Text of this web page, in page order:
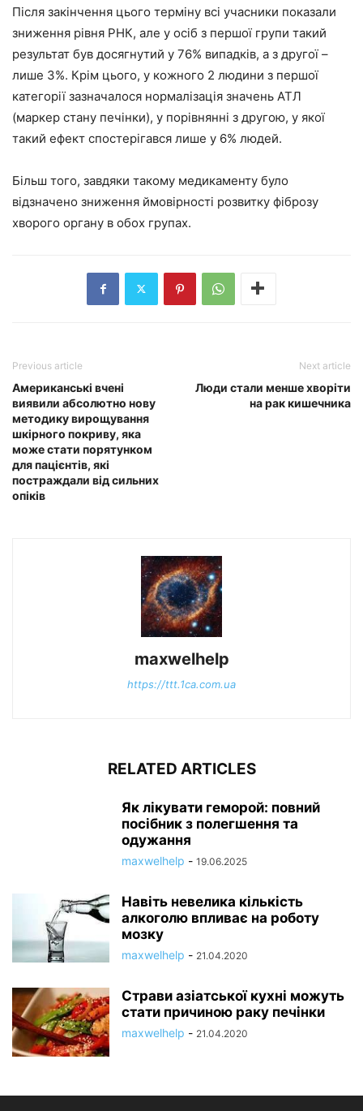
Після закінчення цього терміну всі учасники показали
зниження рівня РНК, але у осіб з першої групи такий
результат був досягнутий у 76% випадків, а з другої –
лише 3%. Крім цього, у кожного 2 людини з першої
категорії зазначалося нормалізація значень АТЛ
(маркер стану печінки), у порівнянні з другою, у якої
такий ефект спостерігався лише у 6% людей.
Більш того, завдяки такому медикаменту було
відзначено зниження ймовірності розвитку фіброзу
хворого органу в обох групах.
Previous article
Американські вчені
виявили абсолютно нову
методику вирощування
шкірного покриву, яка
може стати порятунком
для пацієнтів, які
постраждали від сильних
опіків
Next article
Люди стали менше хворіти
на рак кишечника
maxwelhelp
https://ttt.1ca.com.ua
RELATED ARTICLES
Як лікувати геморой: повний
посібник з полегшення та
одужання
maxwelhelp - 19.06.2025
Навіть невелика кількість
алкоголю впливає на роботу
мозку
maxwelhelp - 21.04.2020
Страви азіатської кухні можуть
стати причиною раку печінки
maxwelhelp - 21.04.2020